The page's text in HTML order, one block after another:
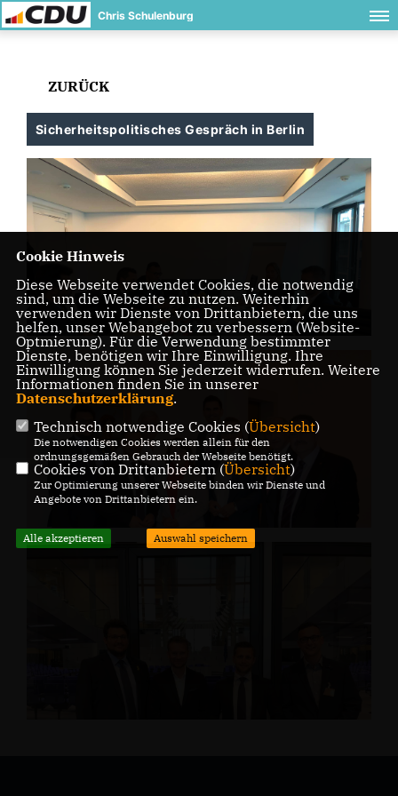
Chris Schulenburg
ZURÜCK
Sicherheitspolitisches Gespräch in Berlin
Cookie Hinweis
Diese Webseite verwendet Cookies, die notwendig
sind, um die Webseite zu nutzen. Weiterhin
verwenden wir Dienste von Drittanbietern, die uns
helfen, unser Webangebot zu verbessern (Website-
Optmierung). Für die Verwendung bestimmter
Dienste, benötigen wir Ihre Einwilligung. Ihre
Einwilligung können Sie jederzeit widerrufen. Weitere
Informationen finden Sie in unserer
Datenschutzerklärung.
Technisch notwendige Cookies (Übersicht)
Die notwendigen Cookies werden allein für den
ordnungsgemäßen Gebrauch der Webseite benötigt.
Cookies von Drittanbietern (Übersicht)
Zur Optimierung unserer Webseite binden wir Dienste und
Angebote von Drittanbietern ein.
Alle akzeptieren Auswahl speichern